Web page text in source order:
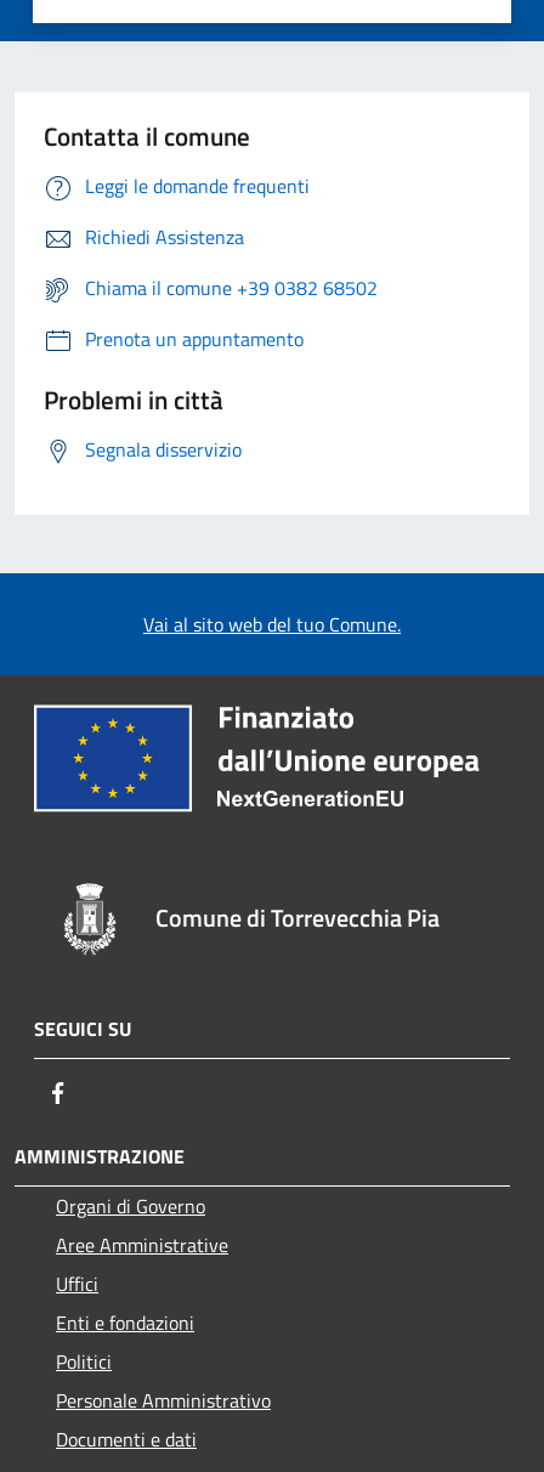
Contatta il comune
Leggi le domande frequenti
Richiedi Assistenza
Chiama il comune +39 0382 68502
Prenota un appuntamento
Problemi in città
Segnala disservizio
Vai al sito web del tuo Comune.
Comune di Torrevecchia Pia
SEGUICI SU
AMMINISTRAZIONE
Organi di Governo
Aree Amministrative
Uffici
Enti e fondazioni
Politici
Personale Amministrativo
Documenti e dati